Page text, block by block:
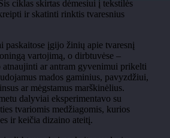
ciklas skirtas dėmesiui į tekstilės
ir skatinti rinktis tvaresnius
įgijo žinių apie tvaresnį
vartojimą, o dirbtuvėse –
ar antram gyvenimui prikelti
mados gaminius, pavyzdžiui,
ar mėgstamus marškinėlius.
dalyviai eksperimentavo su
tvariomis medžiagomis, kurios
ir keičia dizaino ateitį.